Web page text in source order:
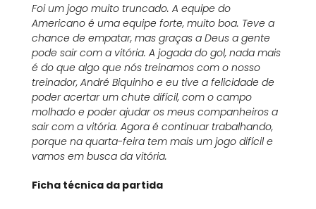
Foi um jogo muito truncado. A equipe do
Americano é uma equipe forte, muito boa. Teve a
chance de empatar, mas graças a Deus a gente
pode sair com a vitória. A jogada do gol, nada mais
é do que algo que nós treinamos com o nosso
treinador, André Biquinho e eu tive a felicidade de
poder acertar um chute difícil, com o campo
molhado e poder ajudar os meus companheiros a
sair com a vitória. Agora é continuar trabalhando,
porque na quarta-feira tem mais um jogo difícil e
vamos em busca da vitória.
Ficha técnica da partida